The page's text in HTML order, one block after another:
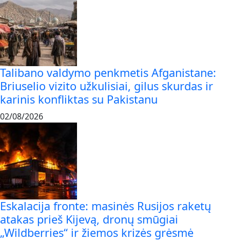
Talibano valdymo penkmetis Afganistane:
Briuselio vizito užkulisiai, gilus skurdas ir
karinis konfliktas su Pakistanu
02/08/2026
Eskalacija fronte: masinės Rusijos raketų
atakas prieš Kijevą, dronų smūgiai
„Wildberries“ ir žiemos krizės grėsmė